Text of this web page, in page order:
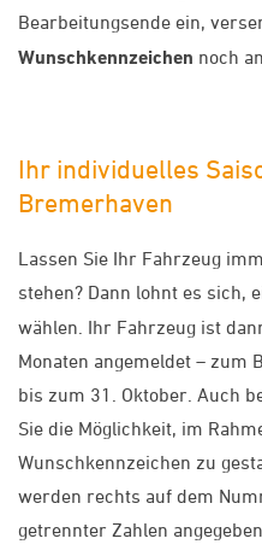
Bearbeitungsende ein,
Wunschkennzeichen noch
Ihr individuelles
Bremerhaven
Lassen Sie Ihr Fahrzeug
stehen? Dann lohnt es sich,
wählen. Ihr Fahrzeug ist
Monaten angemeldet – zum
bis zum 31. Oktober. Auch
Sie die Möglichkeit, im
Wunschkennzeichen zu
werden rechts auf dem
getrennter Zahlen